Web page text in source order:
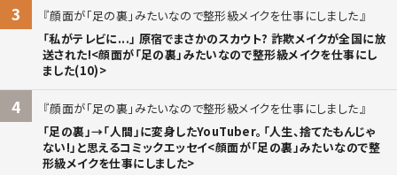
3
顔面が「足の裏」みたいなので整形級メイクを仕事にしました
「私がテレビに...」 原宿でまさかのスカウト? 詐欺メイクが全国に放
送された!<顔面が「足の裏」みたいなので整形級メイクを仕事にし
ました(10)>
4
顔面が「足の裏」みたいなので整形級メイクを仕事にしました
「足の裏」→「人間」に変身したYouTuber。「人生、捨てたもんじゃ
ない!」と思えるコミックエッセイ<顔面が「足の裏」みたいなので整
形級メイクを仕事にしました>